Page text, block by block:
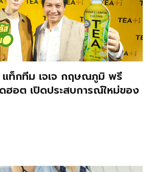
ท็กทีม เจเจ กฤษณภูมิ พรี
ฮอต เปิดประสบการณ์ใหม่ของ